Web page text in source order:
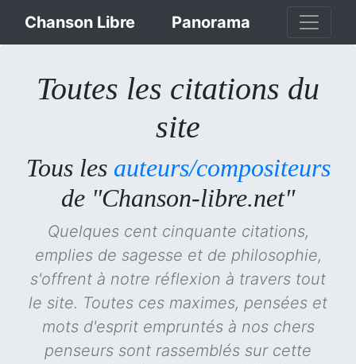
Chanson Libre Panorama
Toutes les citations du
site
Tous les auteurs/compositeurs
de "Chanson-libre.net"
Quelques cent cinquante citations,
emplies de sagesse et de philosophie,
s'offrent à notre réflexion à travers tout
le site. Toutes ces maximes, pensées et
mots d'esprit empruntés à nos chers
penseurs sont rassemblés sur cette